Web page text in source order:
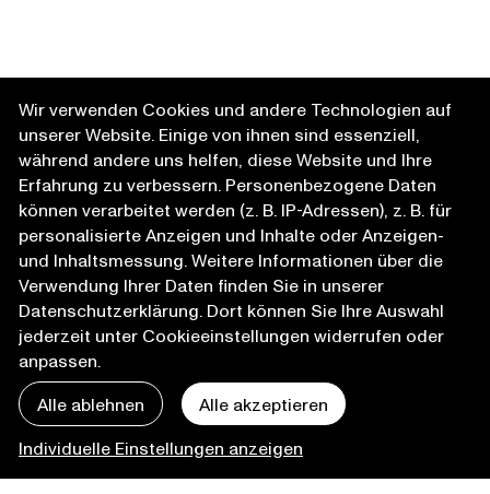
Wir verwenden Cookies und andere Technologien auf
unserer Website. Einige von ihnen sind essenziell,
während andere uns helfen, diese Website und Ihre
Erfahrung zu verbessern. Personenbezogene Daten
können verarbeitet werden (z. B. IP-Adressen), z. B. für
personalisierte Anzeigen und Inhalte oder Anzeigen-
und Inhaltsmessung. Weitere Informationen über die
Verwendung Ihrer Daten finden Sie in unserer
Datenschutzerklärung. Dort können Sie Ihre Auswahl
jederzeit unter Cookieeinstellungen widerrufen oder
anpassen.
Alle ablehnen
Alle akzeptieren
Individuelle Einstellungen anzeigen